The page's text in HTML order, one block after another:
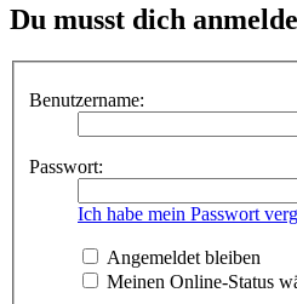
Du musst dich
Benutzername:
Passwort:
Ich habe mein Passwort
Angemeldet bleiben
Meinen Online-Status